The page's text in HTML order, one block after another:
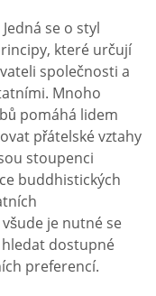
se o styl
které určují
společnosti a
Mnoho
pomáhá lidem
přátelské vztahy
stoupenci
buddhistických
je nutné se
dostupné
preferencí.